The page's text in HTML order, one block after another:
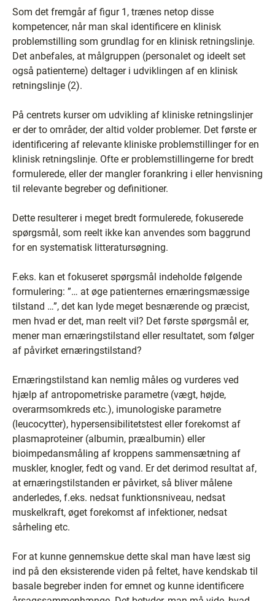
Som det fremgår af figur 1, trænes netop disse
kompetencer, når man skal identificere en klinisk
problemstilling som grundlag for en klinisk retningslinje.
Det anbefales, at målgruppen (personalet og ideelt set
også patienterne) deltager i udviklingen af en klinisk
retningslinje (2).
På centrets kurser om udvikling af kliniske retningslinjer
er der to områder, der altid volder problemer. Det første er
identificering af relevante kliniske problemstillinger for en
klinisk retningslinje. Ofte er problemstillingerne for bredt
formulerede, eller der mangler forankring i eller henvisning
til relevante begreber og definitioner.
Dette resulterer i meget bredt formulerede, fokuserede
spørgsmål, som reelt ikke kan anvendes som baggrund
for en systematisk litteratursøgning.
F.eks. kan et fokuseret spørgsmål indeholde følgende
formulering: ”… at øge patienternes ernæringsmæssige
tilstand …”, det kan lyde meget besnærende og præcist,
men hvad er det, man reelt vil? Det første spørgsmål er,
mener man ernæringstilstand eller resultatet, som følger
af påvirket ernæringstilstand?
Ernæringstilstand kan nemlig måles og vurderes ved
hjælp af antropometriske parametre (vægt, højde,
overarmsomkreds etc.), imunologiske parametre
(leucocytter), hypersensibilitetstest eller forekomst af
plasmaproteiner (albumin, præalbumin) eller
bioimpedansmåling af kroppens sammensætning af
muskler, knogler, fedt og vand. Er det derimod resultat af,
at ernæringstilstanden er påvirket, så bliver målene
anderledes, f.eks. nedsat funktionsniveau, nedsat
muskelkraft, øget forekomst af infektioner, nedsat
sårheling etc.
For at kunne gennemskue dette skal man have læst sig
ind på den eksisterende viden på feltet, have kendskab til
basale begreber inden for emnet og kunne identificere